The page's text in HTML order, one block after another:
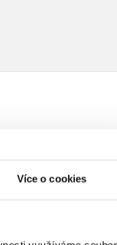
Více o cookies